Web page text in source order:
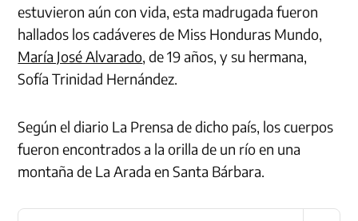
estuvieron aún con vida, esta madrugada fueron
hallados los cadáveres de Miss Honduras Mundo,
María José Alvarado, de 19 años, y su hermana,
Sofía Trinidad Hernández.
Según el diario La Prensa de dicho país, los cuerpos
fueron encontrados a la orilla de un río en una
montaña de La Arada en Santa Bárbara.